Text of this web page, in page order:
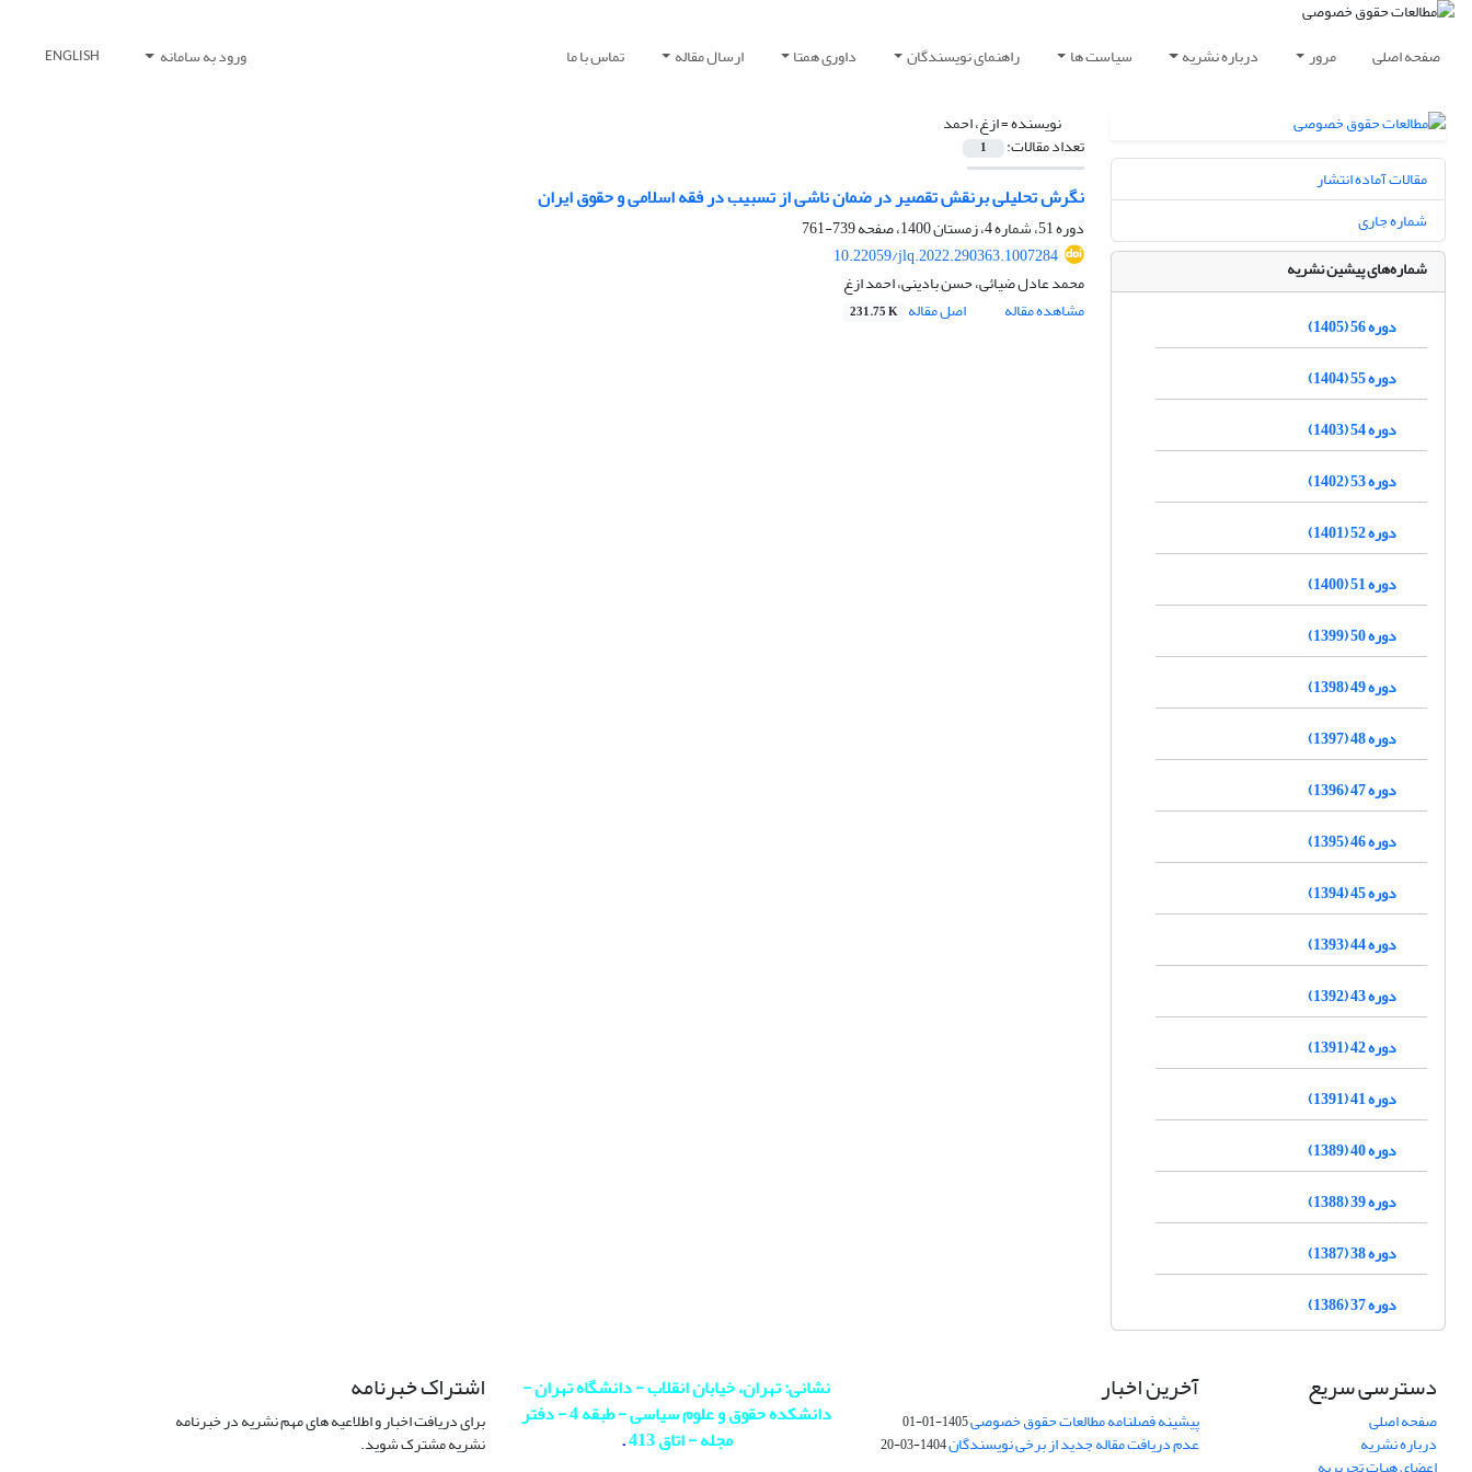
صفحه اصلی مرور درباره نشریه سیاست ها راهنمای نویسندگان داوری همتا ارسال مقاله تماس با ما ورود به سامانه ENGLISH
نویسنده =ازغ، احمد
تعداد مقالات: 1
نگرش تحلیلی برنقش تقصیر در ضمان ناشی از تسبیب در فقه اسلامی‏ و حقوق ایران‏
دوره 51، شماره 4، زمستان 1400، صفحه
739-761
10.22059/jlq.2022.290363.1007284
محمد عادل ضیائی، حسن بادینی، احمد ازغ
مشاهده مقاله
اصل مقاله 231.75 K
مقالات آماده انتشار
شماره جاری
شماره‌های پیشین نشریه
دوره 56 (1405)
دوره 55 (1404)
دوره 54 (1403)
دوره 53 (1402)
دوره 52 (1401)
دوره 51 (1400)
دوره 50 (1399)
دوره 49 (1398)
دوره 48 (1397)
دوره 47 (1396)
دوره 46 (1395)
دوره 45 (1394)
دوره 44 (1393)
دوره 43 (1392)
دوره 42 (1391)
دوره 41 (1391)
دوره 40 (1389)
دوره 39 (1388)
دوره 38 (1387)
دوره 37 (1386)
دسترسی سریع
صفحه اصلی
درباره نشریه
آخرین اخبار
پیشینه فصلنامه مطالعات حقوق خصوصی1405-01-01
عدم دریافت مقاله جدید از برخی نویسندگان1404-03-20
نشانی: تهران، خیابان انقلاب - دانشگاه تهران -
دانشکده حقوق و علوم سیاسی - طبقه 4 - دفتر
مجله - اتاق 413
.
اشتراک خبرنامه
برای دریافت اخبار و اطلاعیه های مهم نشریه در خبرنامه
نشریه مشترک شوید.